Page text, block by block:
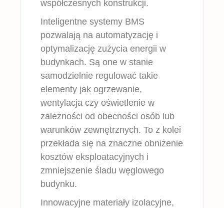
współczesnych konstrukcji.
Inteligentne systemy BMS
pozwalają na automatyzację i
optymalizację zużycia energii w
budynkach. Są one w stanie
samodzielnie regulować takie
elementy jak ogrzewanie,
wentylacja czy oświetlenie w
zależności od obecności osób lub
warunków zewnętrznych. To z kolei
przekłada się na znaczne obniżenie
kosztów eksploatacyjnych i
zmniejszenie śladu węglowego
budynku.
Innowacyjne materiały izolacyjne,